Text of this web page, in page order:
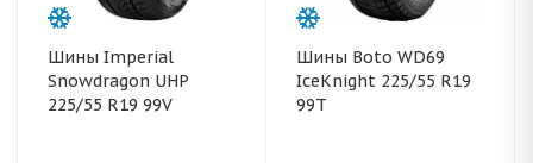
Шины Imperial
Snowdragon UHP
225/55 R19 99V
Шины Boto WD69
IceKnight 225/55 R19
99T